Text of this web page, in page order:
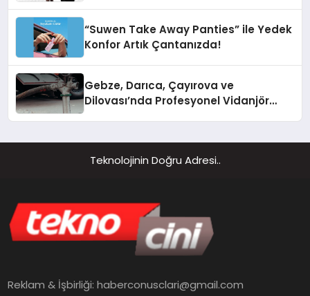
“Suwen Take Away Panties” ile Yedek
Konfor Artık Çantanızda!
Gebze, Darıca, Çayırova ve
Dilovası’nda Profesyonel Vidanjör
Teknolojinin Doğru Adresi..
Reklam & İşbirliği:haberconusclari@gmail.com